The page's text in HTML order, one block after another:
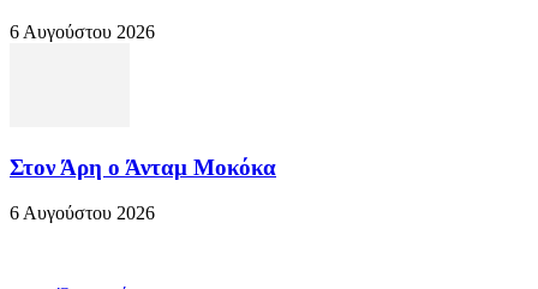
6 Αυγούστου 2026
Στον Άρη ο Άνταμ Μοκόκα
6 Αυγούστου 2026